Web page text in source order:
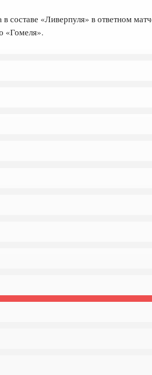
составе «Ливерпуля» в ответном
«Гомеля».